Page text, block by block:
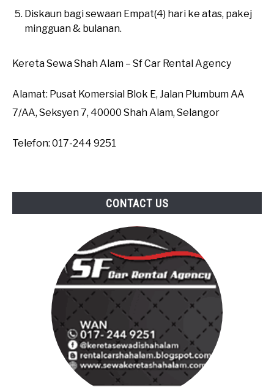
Diskaun bagi sewaan Empat(4) hari ke atas, pakej
mingguan & bulanan.
Kereta Sewa Shah Alam – Sf Car Rental Agency
Alamat: Pusat Komersial Blok E, Jalan Plumbum AA
7/AA, Seksyen 7, 40000 Shah Alam, Selangor
Telefon: 017-244 9251
CONTACT US